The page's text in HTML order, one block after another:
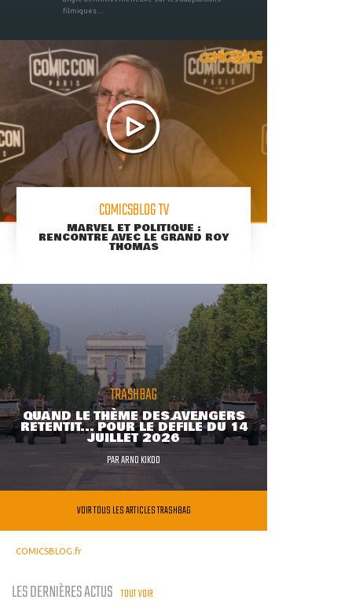
filmiques ...
COMICSBLOG TV
MARVEL ET POLITIQUE :
RENCONTRE AVEC LE GRAND ROY
THOMAS
TRASHBAG
QUAND LE THÈME DES AVENGERS
RETENTIT... POUR LE DÉFILÉ DU 14
JUILLET 2026
PARARNO KIKOO
VOIR TOUS LES ARTICLES TRASHBAG
COMICSBLOG.fr
LES DERNIÈRES ACTUS TOUT VOIR